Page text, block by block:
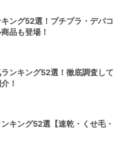
ング52選！プチプラ・デパコ
品も登場！
ンキング52選！徹底調査して
！
キング52選【速乾・くせ毛・